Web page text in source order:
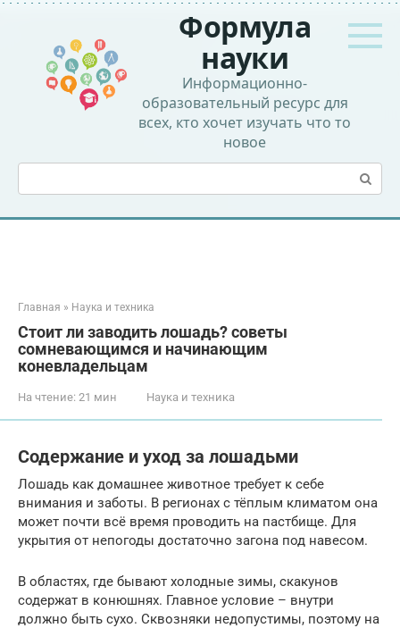
Перейти
контенту
Формула
науки
Информационно-
образовательный ресурс для
всех, кто хочет изучать что то
новое
Поиск:
Главная » Наука и техника
Стоит ли заводить лошадь? советы
сомневающимся и начинающим
коневладельцам
На чтение: 21 мин Наука и техника
Содержание и уход за лошадьми
Лошадь как домашнее животное требует к себе
внимания и заботы. В регионах с тёплым климатом она
может почти всё время проводить на пастбище. Для
укрытия от непогоды достаточно загона под навесом.
В областях, где бывают холодные зимы, скакунов
содержат в конюшнях. Главное условие – внутри
должно быть сухо. Сквозняки недопустимы, поэтому на